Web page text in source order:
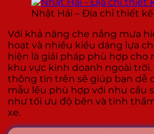
Nhật Hải – Địa chỉ thiết
Với khả năng che nắng mưa
hoạt và nhiều kiểu dáng lựa
hiện là giải pháp phù hợp cho
khu vực kinh doanh ngoài
thông tin trên sẽ giúp bạn dễ
mẫu lều phù hợp với nhu cầu
như tối ưu độ bền và tính
xe.